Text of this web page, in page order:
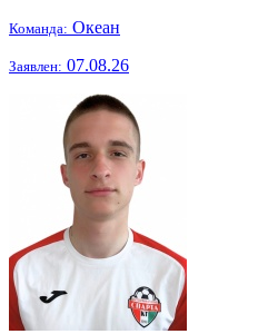
Команда: Океан
Заявлен: 07.08.26